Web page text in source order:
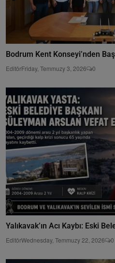
Bodrum Kent Konseyi’nden
EditörFriday, Temmuzy 3, 2026 0
Yalıkavak’ın Acı Kaybı: Eski
EditörWednesday, Temmuzy 22, 2026 0